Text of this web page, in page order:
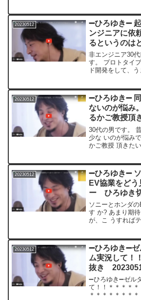
液型占いを信じ
よってこういう
20230512
➖ひろゆき➖
ンジニアに依
るというのは
ー ひろゆき
20230512
非エンジニア30
す。 プロトタイ
ド開発をして、
（１６００円）
し内容＊＊＊＊
20230512
➖ひろゆき➖
ないのが悩み
るかご教授頂
ろゆき切り
30代の男です。
少な いのが悩み
かご教授 頂きた
~25歳ぐらいの女
ます ...
20230512
➖ひろゆき➖
EV協業をど
ー ひろゆき
20230512
ソニーとホンダ
す か? あまり期
が、こ うすれば
＊文字起こし内
＊＊えっとテス...
20230512
➖ひろゆき➖
ム実況して！
抜き
➖ひろゆき➖ゼル
て！！＊＊＊＊
＊＊＊＊＊＊＊